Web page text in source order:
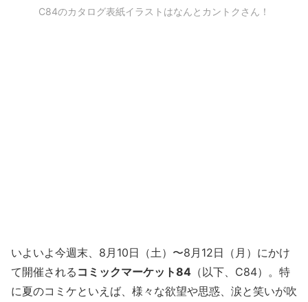
C84のカタログ表紙イラストはなんとカントクさん！
いよいよ今週末、8月10日（土）〜8月12日（月）にかけ
て開催される コミックマーケット84 （以下、C84）。特
に夏のコミケといえば、様々な欲望や思惑、涙と笑いが吹